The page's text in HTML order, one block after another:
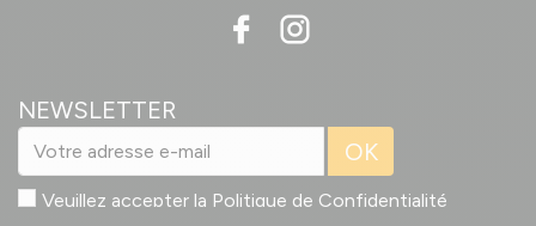
NEWSLETTER
OK
Veuillez accepter la Politique de Confidentialité